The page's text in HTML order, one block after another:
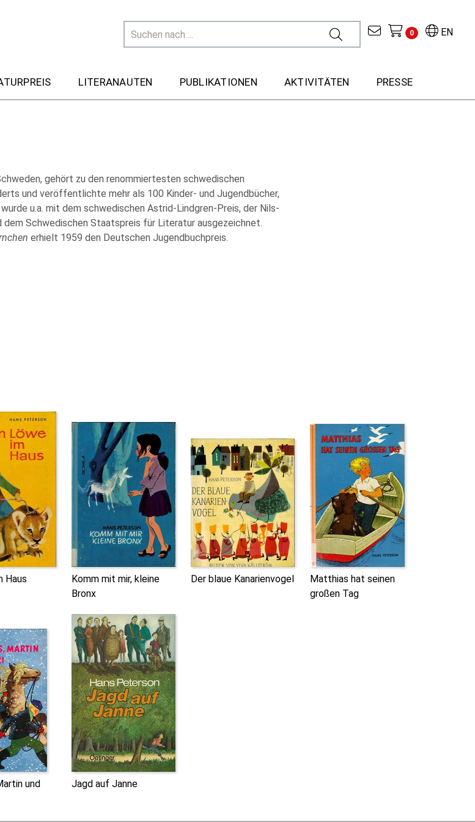
EN
0
LITERANAUTEN PUBLIKATIONEN AKTIVITÄTEN PRESSE
gehört zu den renommiertesten schwedischen
und veröffentlichte mehr als 100 Kinder- und Jugendbücher,
wurde u.a. mit dem schwedischen Astrid-Lindgren-Preis, der Nils-
Schwedischen Staatspreis für Literatur ausgezeichnet.
erhielt 1959 den Deutschen Jugendbuchpreis.
Haus
Komm mit mir, kleine
Bronx
Der blaue Kanarienvogel
Matthias hat seinen
großen Tag
und
Jagd auf Janne